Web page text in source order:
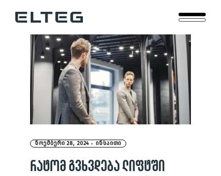
ᲜᲝᲔᲛᲑᲔᲠᲘ 28, 2024 ᲘᲜᲡᲐᲘᲗᲘ
ᲠᲐᲢᲝᲛ ᲒᲕᲮᲕᲓᲔᲑᲐ ᲚᲘᲤᲢᲨᲘ